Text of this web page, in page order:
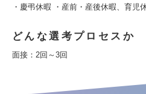
・慶弔休暇 ・産前・産後休暇、育児
どんな選考プロセスか
面接：2回～3回